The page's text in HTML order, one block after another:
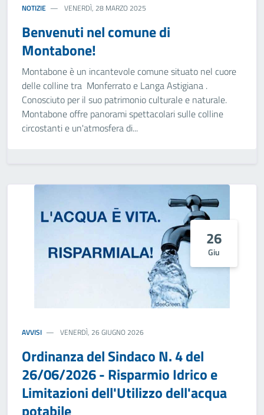
NOTIZIE VENERDÌ, 28 MARZO 2025
Benvenuti nel comune di
Montabone!
Montabone è un incantevole comune situato nel cuore
delle colline tra Monferrato e Langa Astigiana .
Conosciuto per il suo patrimonio culturale e naturale.
Montabone offre panorami spettacolari sulle colline
circostanti e un'atmosfera di...
26
Giu
AVVISI VENERDÌ, 26 GIUGNO 2026
Ordinanza del Sindaco N. 4 del
26/06/2026 - Risparmio Idrico e
Limitazioni dell'Utilizzo dell'acqua